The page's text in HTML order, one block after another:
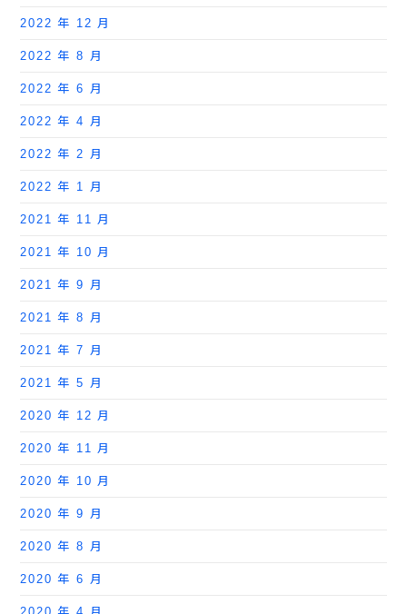
2022 年 12 月
2022 年 8 月
2022 年 6 月
2022 年 4 月
2022 年 2 月
2022 年 1 月
2021 年 11 月
2021 年 10 月
2021 年 9 月
2021 年 8 月
2021 年 7 月
2021 年 5 月
2020 年 12 月
2020 年 11 月
2020 年 10 月
2020 年 9 月
2020 年 8 月
2020 年 6 月